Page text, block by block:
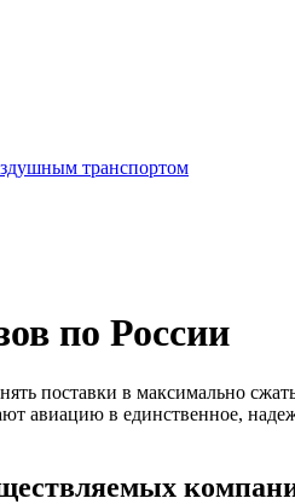
транспортом
по России
поставки в максимально
авиацию в единственное,